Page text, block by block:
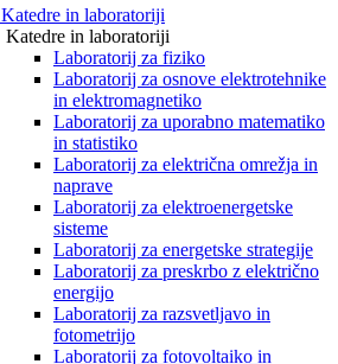
Katedre in laboratoriji
Katedre in laboratoriji
Laboratorij za fiziko
Laboratorij za osnove elektrotehnike
in elektromagnetiko
Laboratorij za uporabno matematiko
in statistiko
Laboratorij za električna omrežja in
naprave
Laboratorij za elektroenergetske
sisteme
Laboratorij za energetske strategije
Laboratorij za preskrbo z električno
energijo
Laboratorij za razsvetljavo in
fotometrijo
Laboratorij za fotovoltaiko in